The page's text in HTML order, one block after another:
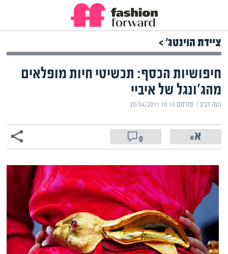
ציידת הוינטג' >
חיפושיות הכסף: תכשיטי חיות מופלאים
מהג'ונגל של איביי
נעה רביב | ‏פורסם ‎20/04/2011 10:13
0